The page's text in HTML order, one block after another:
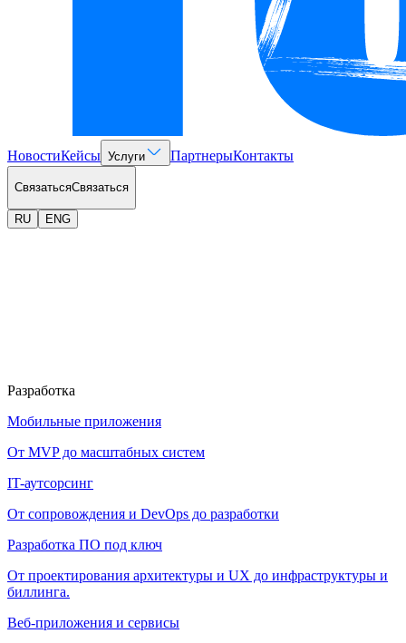
НовостиКейсы Услуги ПартнерыКонтакты
СвязатьсяСвязаться
RU ENG
Разработка
Мобильные приложения
От MVP до масштабных систем
IT-аутсорсинг
От сопровождения и DevOps до разработки
Разработка ПО под ключ
От проектирования архитектуры и UX до инфраструктуры и
биллинга.
Веб-приложения и сервисы